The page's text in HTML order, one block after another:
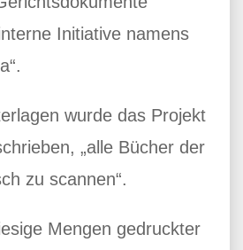
Initiative namens
wurde das Projekt
„alle Bücher der
zu scannen“.
Mengen gedruckter